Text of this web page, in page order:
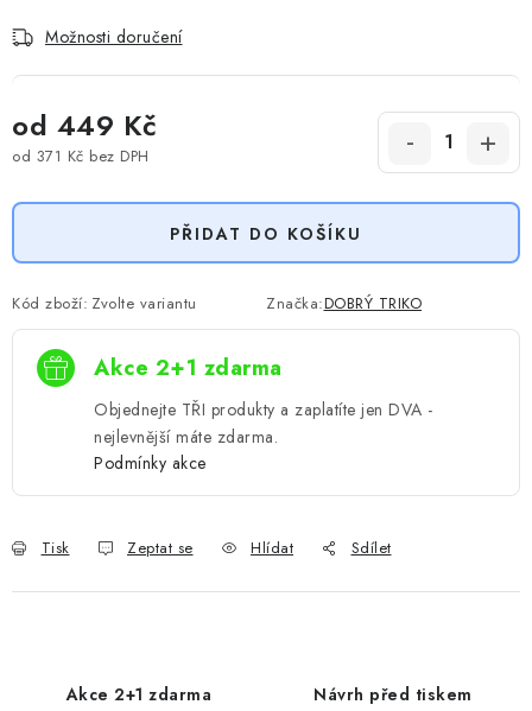
Možnosti doručení
od 449 Kč
od 371 Kč bez DPH
PŘIDAT DO KOŠÍKU
Kód zboží: Zvolte variantu Značka:DOBRÝ TRIKO
Akce 2+1 zdarma
Objednejte TŘI produkty a zaplatíte jen DVA -
nejlevnější máte zdarma.
Podmínky akce
Tisk Zeptat se Hlídat Sdílet
Akce 2+1 zdarma Návrh před tiskem